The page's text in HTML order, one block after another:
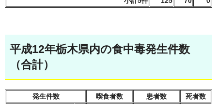
平成12年栃木県内の食中毒発生件数
（合計）
発生件数 喫食者数 患者数
死者数